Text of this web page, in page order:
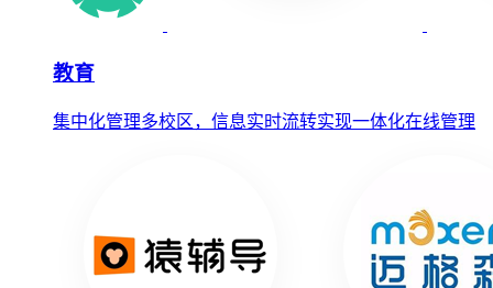
教育
集中化管理多校区，信息实时流转实现一体化在线管理